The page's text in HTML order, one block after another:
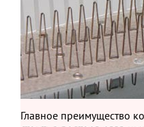
Главное преимущество